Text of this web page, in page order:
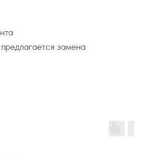
замена